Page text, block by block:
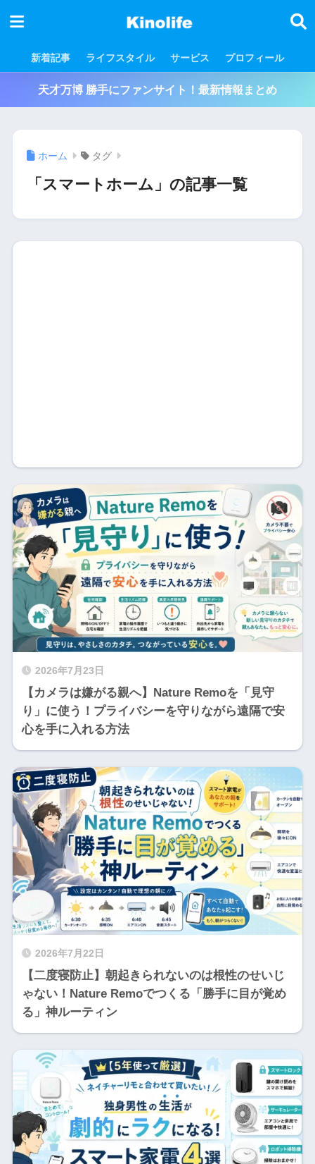
新着記事 ライフスタイル サービス プロフィール
天才万博 勝手にファンサイト！最新情報まとめ
ホーム タグ
「スマートホーム」の記事一覧
2026年7月23日
【カメラは嫌がる親へ】Nature Remoを「見守
り」に使う！プライバシーを守りながら遠隔で安
心を手に入れる方法
2026年7月22日
【二度寝防止】朝起きられないのは根性のせいじ
ゃない！Nature Remoでつくる「勝手に目が覚め
る」神ルーティン